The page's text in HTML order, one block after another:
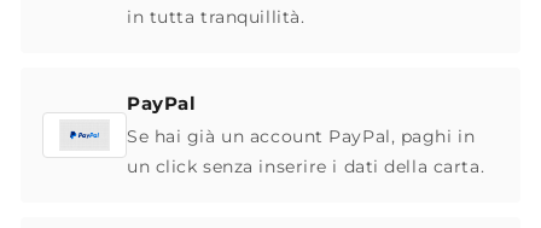
in tutta tranquillità.
PayPal
Se hai già un account PayPal, paghi in
un click senza inserire i dati della carta.